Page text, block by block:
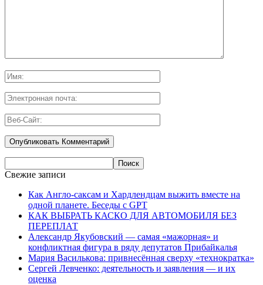
Свежие записи
Как Англо-саксам и Хардлендцам выжить вместе на
одной планете. Беседы с GPT
КАК ВЫБРАТЬ КАСКО ДЛЯ АВТОМОБИЛЯ БЕЗ
ПЕРЕПЛАТ
Александр Якубовский — самая «мажорная» и
конфликтная фигура в ряду депутатов Прибайкалья
Мария Василькова: привнесённая сверху «технократка»
Сергей Левченко: деятельность и заявления — и их
оценка